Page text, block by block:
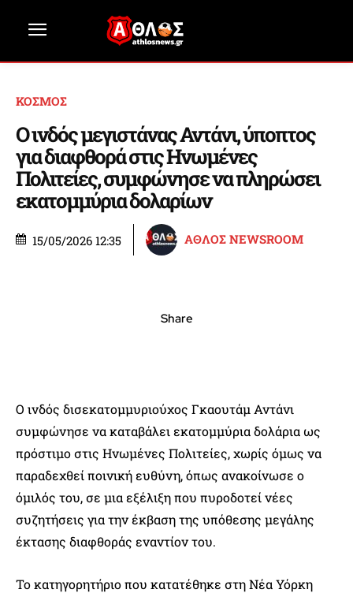
ΚΟΣΜΟΣ
Ο ινδός μεγιστάνας Αντάνι, ύποπτος
για διαφθορά στις Ηνωμένες
Πολιτείες, συμφώνησε να πληρώσει
εκατομμύρια δολαρίων
15/05/2026 12:35 ΑΘΛΟΣ NEWSROOM
Share
Ο ινδός δισεκατομμυριούχος Γκαουτάμ Αντάνι
συμφώνησε να καταβάλει εκατομμύρια δολάρια ως
πρόστιμο στις Ηνωμένες Πολιτείες, χωρίς όμως να
παραδεχθεί ποινική ευθύνη, όπως ανακοίνωσε ο
όμιλός του, σε μια εξέλιξη που πυροδοτεί νέες
συζητήσεις για την έκβαση της υπόθεσης μεγάλης
έκτασης διαφθοράς εναντίον του.
Το κατηγορητήριο που κατατέθηκε στη Νέα Υόρκη